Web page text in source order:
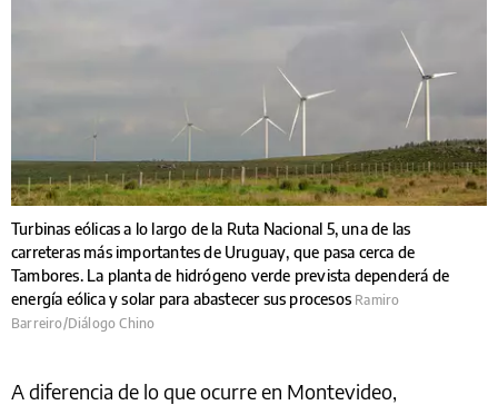
Turbinas eólicas a lo largo de la Ruta Nacional 5, una de las
carreteras más importantes de Uruguay, que pasa cerca de
Tambores. La planta de hidrógeno verde prevista dependerá de
energía eólica y solar para abastecer sus procesos Ramiro
Barreiro/Diálogo Chino
A diferencia de lo que ocurre en Montevideo,